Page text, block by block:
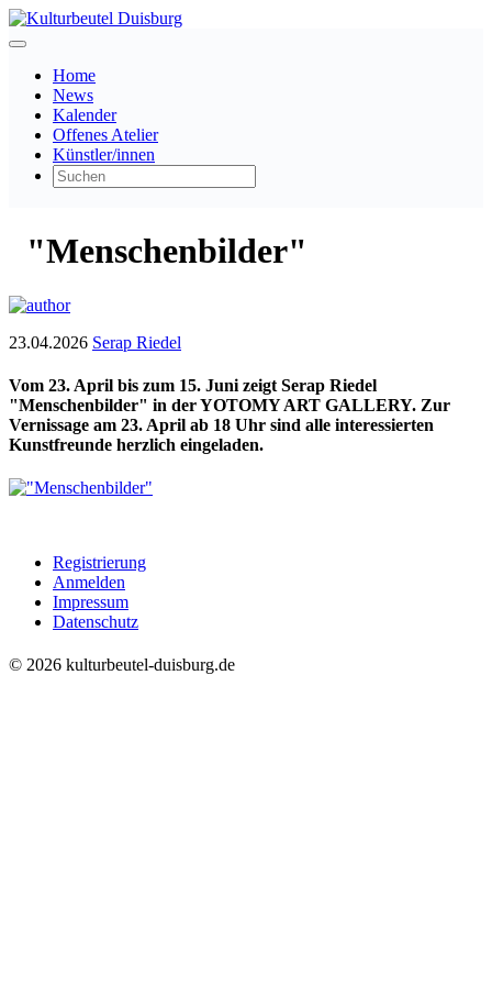
Home
News
Kalender
Offenes Atelier
Künstler/innen
"Menschenbilder"
23.04.2026 Serap Riedel
Vom 23. April bis zum 15. Juni zeigt Serap Riedel
"Menschenbilder" in der YOTOMY ART GALLERY. Zur
Vernissage am 23. April ab 18 Uhr sind alle interessierten
Kunstfreunde herzlich eingeladen.
Registrierung
Anmelden
Impressum
Datenschutz
© 2026 kulturbeutel-duisburg.de